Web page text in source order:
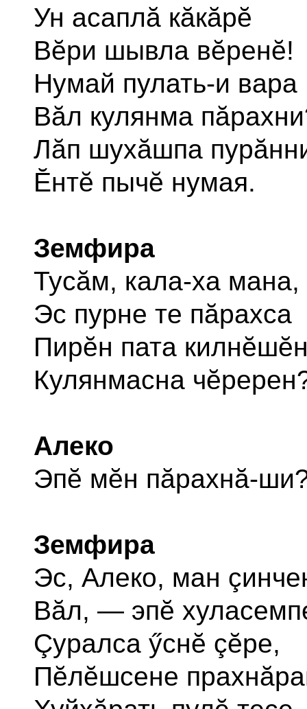
Ун асаплă кăкăрĕ
Вĕри шывла вĕренĕ!
Нумай пулать-и вара
Вăл кулянма
Лăп шухăшпа
Ĕнтĕ пычĕ нумая.
Земфира
Тусăм, кала-ха мана,
Эс пурне те пăрахса
Пирĕн пата
Кулянмасна
Алеко
Эпĕ мĕн пăрахнă-
Земфира
Эс, Алеко, ман
Вăл, — эпĕ
Çуралса ӳснĕ çĕре,
Пĕлĕшсене